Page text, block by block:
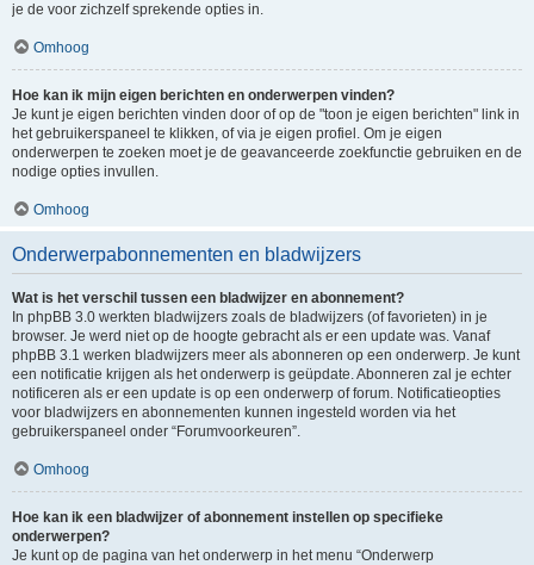
je de voor zichzelf sprekende opties in.
Omhoog
Hoe kan ik mijn eigen berichten en onderwerpen vinden?
Je kunt je eigen berichten vinden door of op de "toon je eigen berichten" link in
het gebruikerspaneel te klikken, of via je eigen profiel. Om je eigen
onderwerpen te zoeken moet je de geavanceerde zoekfunctie gebruiken en de
nodige opties invullen.
Omhoog
Onderwerpabonnementen en bladwijzers
Wat is het verschil tussen een bladwijzer en abonnement?
In phpBB 3.0 werkten bladwijzers zoals de bladwijzers (of favorieten) in je
browser. Je werd niet op de hoogte gebracht als er een update was. Vanaf
phpBB 3.1 werken bladwijzers meer als abonneren op een onderwerp. Je kunt
een notificatie krijgen als het onderwerp is geüpdate. Abonneren zal je echter
notificeren als er een update is op een onderwerp of forum. Notificatieopties
voor bladwijzers en abonnementen kunnen ingesteld worden via het
gebruikerspaneel onder “Forumvoorkeuren”.
Omhoog
Hoe kan ik een bladwijzer of abonnement instellen op specifieke
onderwerpen?
Je kunt op de pagina van het onderwerp in het menu “Onderwerp